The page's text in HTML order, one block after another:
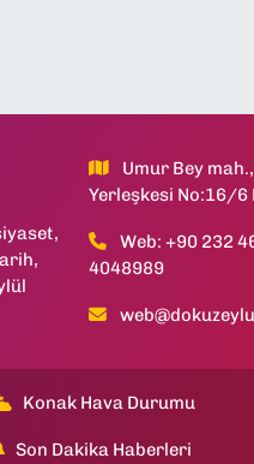
Umur Bey
Yerleşkesi No:16/
Web: +90 232
4048989
Konak Hava Durumu
Son Dakika Haberleri